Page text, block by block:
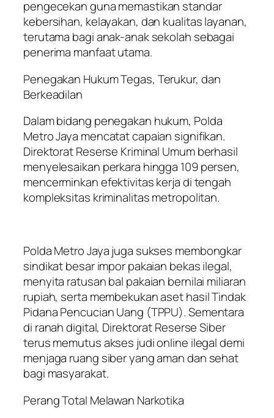
pengecekan guna memastikan standar
kebersihan, kelayakan, dan kualitas layanan,
terutama bagi anak-anak sekolah sebagai
penerima manfaat utama.
Penegakan Hukum Tegas, Terukur, dan
Berkeadilan
Dalam bidang penegakan hukum, Polda
Metro Jaya mencatat capaian signifikan.
Direktorat Reserse Kriminal Umum berhasil
menyelesaikan perkara hingga 109 persen,
mencerminkan efektivitas kerja di tengah
kompleksitas kriminalitas metropolitan.
Polda Metro Jaya juga sukses membongkar
sindikat besar impor pakaian bekas ilegal,
menyita ratusan bal pakaian bernilai miliaran
rupiah, serta membekukan aset hasil Tindak
Pidana Pencucian Uang (TPPU). Sementara
di ranah digital, Direktorat Reserse Siber
terus memutus akses judi online ilegal demi
menjaga ruang siber yang aman dan sehat
bagi masyarakat.
Perang Total Melawan Narkotika